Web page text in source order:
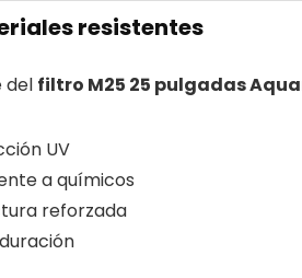
resistentes
del filtro M25 25 pulgadas
UV
a químicos
reforzada